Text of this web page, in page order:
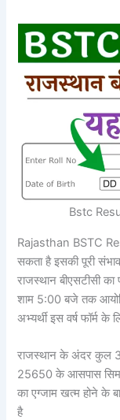
Bstc
Rajasthan BSTC
सकता है इसकी पूरी
राजस्थान बीएसटीसी
शाम 5:00 बजे तक
अभ्यर्थी इस वर्ष फॉर्म
राजस्थान के अंदर कुल
25650 के आसपास सिम हैं
का एग्जाम खत्म होने के
है